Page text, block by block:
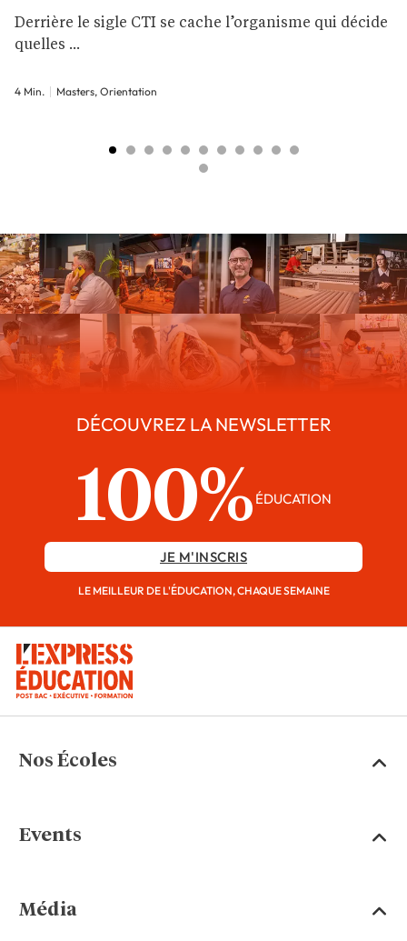
Derrière le sigle CTI se cache l’organisme qui décide
quelles ...
4 Min. Masters, Orientation
DÉCOUVREZ LA NEWSLETTER
100% ÉDUCATION
JE M'INSCRIS
LE MEILLEUR DE L'ÉDUCATION, CHAQUE SEMAINE
Nos Écoles
Events
Média